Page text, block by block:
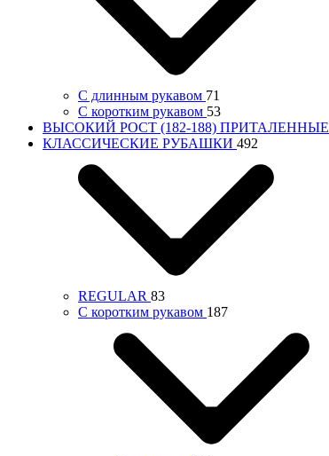
С длинным рукавом 71
С коротким рукавом 53
ВЫСОКИЙ РОСТ (182-188) ПРИТАЛЕННЫЕ
КЛАССИЧЕСКИЕ РУБАШКИ 492
REGULAR 83
С коротким рукавом 187